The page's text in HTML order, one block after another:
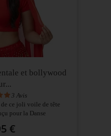
et bollywood
3 Avis
ce joli voile de tête
pour la Danse
€